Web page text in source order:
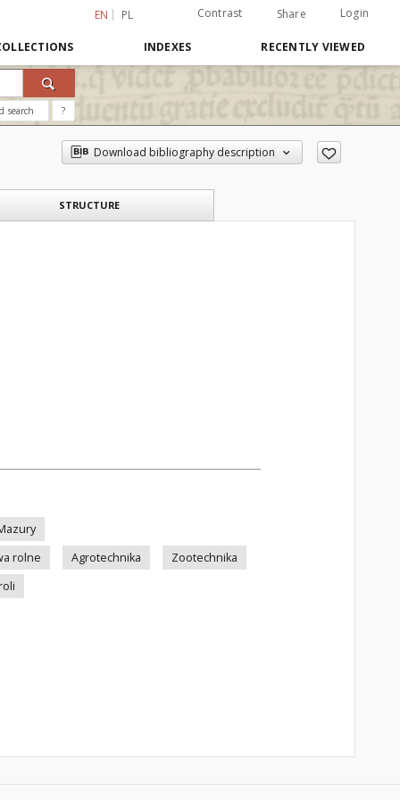
EN PL Contrast Share Login
INDEXES RECENTLY VIEWED
search ?
Download bibliography description
STRUCTURE
rolne Agrotechnika
Zootechnika